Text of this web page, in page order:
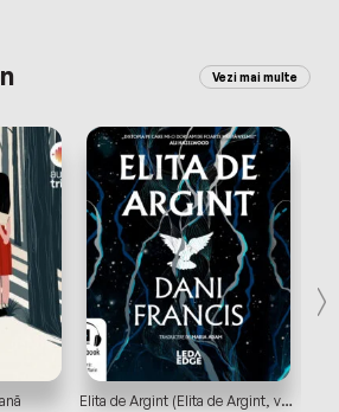
Vezi mai multe
Elita de Argint (Elita de Argint, vol.1)